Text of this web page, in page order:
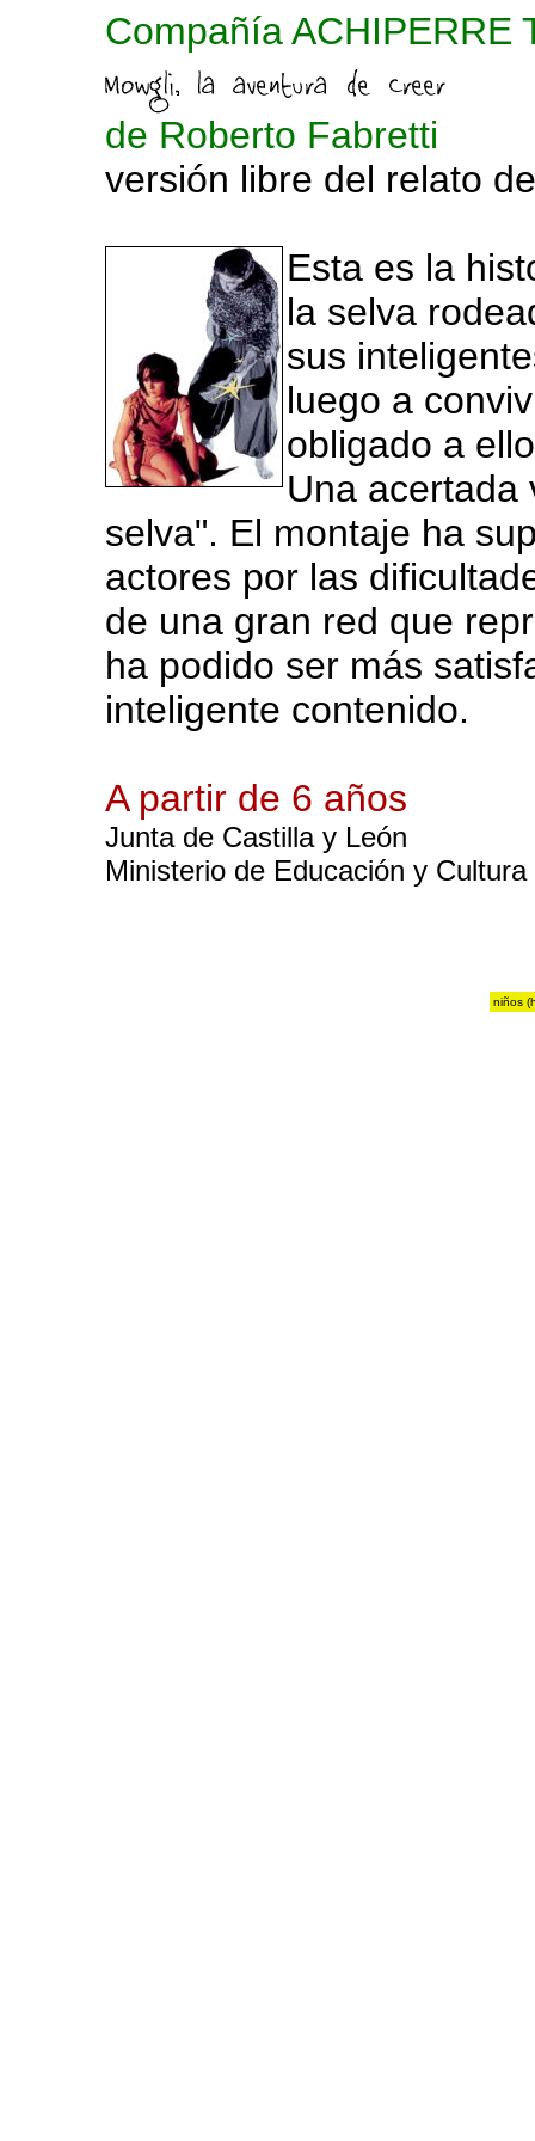
Compañía ACHIPERRE
de Roberto Fabretti
versión libre del relato
Esta es la
la selva
sus
luego a
obligado a
Una acertada
selva". El montaje ha
actores por las
de una gran red que
ha podido ser más
inteligente contenido.
A partir de 6 años
Junta de Castilla y León
Ministerio de Educación y Cultura
niños